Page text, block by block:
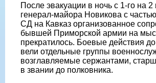
После эвакуации в ночь с 1-го на
генерал-майора Новикова с
СД на Кавказ организованное
бывшей Приморской армии на
прекратилось. Боевые действия
вели отдельные группы
возглавляемые сержантами,
в звании до полковника.